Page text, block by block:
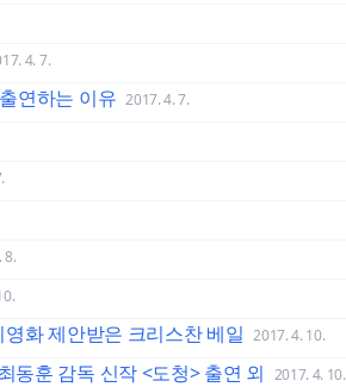
4. 7.
연하는 이유 2017. 4. 7.
8.
화 제안받은 크리스찬 베일 2017. 4. 10.
동훈 감독 신작 <도청> 출연 외 2017. 4. 10.